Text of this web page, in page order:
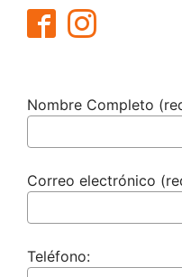
Nombre Completo
Correo electrónico
Teléfono: